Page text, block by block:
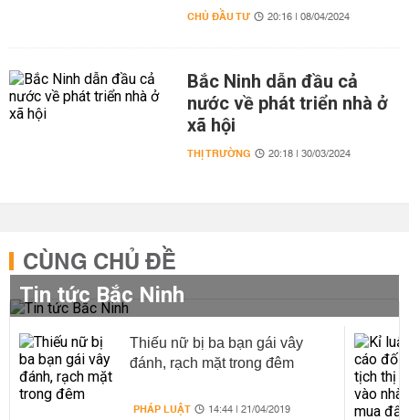
CHỦ ĐẦU TƯ 20:16 | 08/04/2024
Bắc Ninh dẫn đầu cả
nước về phát triển nhà ở
xã hội
THỊ TRƯỜNG 20:18 | 30/03/2024
CÙNG CHỦ ĐỀ
Tin tức Bắc Ninh
Thiếu nữ bị ba bạn gái vây
đánh, rạch mặt trong đêm
PHÁP LUẬT 14:44 | 21/04/2019